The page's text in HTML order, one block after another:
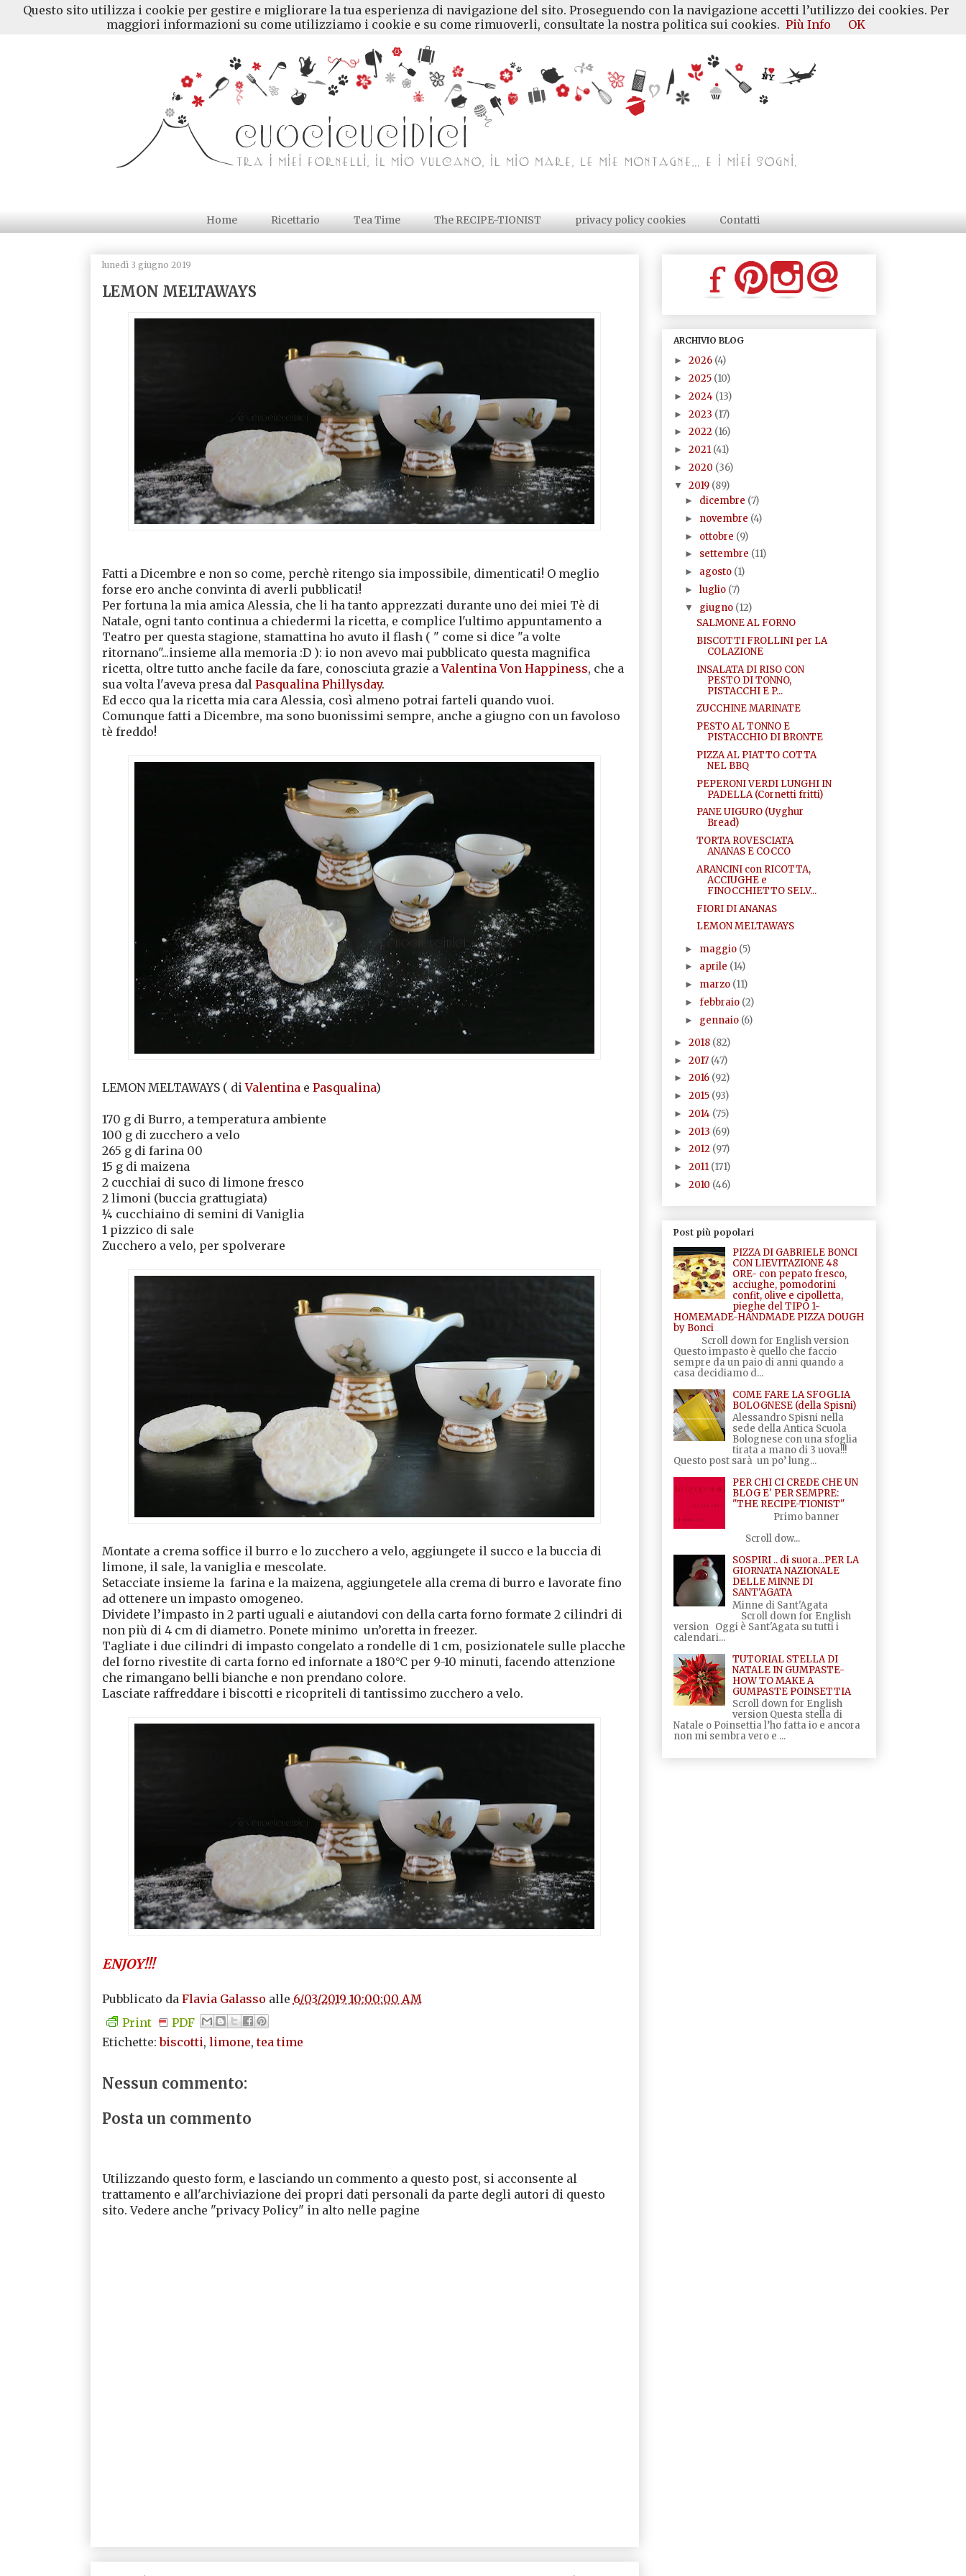
Home Ricettario Tea Time The RECIPE-TIONIST privacy policy cookies Contatti
lunedì 3 giugno 2019
LEMON MELTAWAYS
Fatti a Dicembre e non so come, perchè ritengo sia impossibile, dimenticati! O meglio
forse ero anche convinta di averli pubblicati!
Per fortuna la mia amica Alessia, che li ha tanto apprezzati durante uno dei miei Tè di
Natale, ogni tanto continua a chiedermi la ricetta, e complice l'ultimo appuntamento a
Teatro per questa stagione, stamattina ho avuto il flash ( " come si dice "a volte
ritornano"...insieme alla memoria :D ): io non avevo mai pubblicato questa magnifica
ricetta, oltre tutto anche facile da fare, conosciuta grazie aValentina Von Happiness, che a
sua volta l'aveva presa dal Pasqualina Phillysday.
Ed ecco qua la ricetta mia cara Alessia, così almeno potrai farteli quando vuoi.
Comunque fatti a Dicembre, ma sono buonissimi sempre, anche a giugno con un favoloso
tè freddo!
LEMON MELTAWAYS ( diValentina e Pasqualina)
170 g di Burro, a temperatura ambiente
100 g di zucchero a velo
265 g di farina 00
15 g di maizena
2 cucchiai di suco di limone fresco
2 limoni (buccia grattugiata)
¼ cucchiaino di semini di Vaniglia
1 pizzico di sale
Zucchero a velo, per spolverare
Montate a crema soffice il burro e lo zucchero a velo, aggiungete il succo e la buccia di
limone, il sale, la vaniglia e mescolate.
Setacciate insieme la farina e la maizena, aggiungetele alla crema di burro e lavorate fino
ad ottenere un impasto omogeneo.
Dividete l’impasto in 2 parti uguali e aiutandovi con della carta forno formate 2 cilindri di
non più di 4 cm di diametro. Ponete minimo un’oretta in freezer.
Tagliate i due cilindri di impasto congelato a rondelle di 1 cm, posizionatele sulle placche
del forno rivestite di carta forno ed infornate a 180°C per 9-10 minuti, facendo attenzione
che rimangano belli bianche e non prendano colore.
Lasciate raffreddare i biscotti e ricopriteli di tantissimo zucchero a velo.
ENJOY!!!
Pubblicato da Flavia Galasso alle 6/03/2019 10:00:00 AM
Print
PDF
Etichette:biscotti, limone,tea time
Nessun commento:
Posta un commento
Utilizzando questo form, e lasciando un commento a questo post, si acconsente al
trattamento e all'archiviazione dei propri dati personali da parte degli autori di questo
sito. Vedere anche "privacy Policy" in alto nelle pagine
ARCHIVIO BLOG
► 2026 (4)
► 2025 (10)
► 2024 (13)
► 2023 (17)
► 2022 (16)
► 2021 (41)
► 2020 (36)
▼ 2019 (89)
► dicembre (7)
► novembre (4)
► ottobre (9)
► settembre (11)
► agosto (1)
► luglio (7)
▼ giugno (12)
SALMONE AL FORNO
BISCOTTI FROLLINI per LA
COLAZIONE
INSALATA DI RISO CON
PESTO DI TONNO,
PISTACCHI E P...
ZUCCHINE MARINATE
PESTO AL TONNO E
PISTACCHIO DI BRONTE
PIZZA AL PIATTO COTTA
NEL BBQ
PEPERONI VERDI LUNGHI IN
PADELLA (Cornetti fritti)
PANE UIGURO (Uyghur
Bread)
TORTA ROVESCIATA
ANANAS E COCCO
ARANCINI con RICOTTA,
ACCIUGHE e
FINOCCHIETTO SELV...
FIORI DI ANANAS
LEMON MELTAWAYS
► maggio (5)
► aprile (14)
► marzo (11)
►febbraio (2)
► gennaio (6)
► 2018 (82)
► 2017 (47)
► 2016 (92)
► 2015 (93)
► 2014 (75)
► 2013 (69)
► 2012 (97)
► 2011 (171)
► 2010 (46)
Post più popolari
PIZZA DI GABRIELE BONCI
CON LIEVITAZIONE 48
ORE- con pepato fresco,
acciughe, pomodorini
confit, olive e cipolletta,
pieghe del TIPO 1-
HOMEMADE-HANDMADE PIZZA DOUGH
by Bonci
Scroll down for English version
Questo impasto è quello che faccio
sempre da un paio di anni quando a
casa decidiamo d...
COME FARE LA SFOGLIA
BOLOGNESE (della Spisni)
Alessandro Spisni nella
sede della Antica Scuola
Bolognese con una sfoglia
tirata a mano di 3 uova!!!
Questo post sarà un po’ lung...
PER CHI CI CREDE CHE UN
BLOG E' PER SEMPRE:
"THE RECIPE-TIONIST"
Primo banner
Scroll dow...
SOSPIRI .. di suora...PER LA
GIORNATA NAZIONALE
DELLE MINNE DI
SANT'AGATA
Minne di Sant'Agata
Scroll down for English
version Oggi è Sant'Agata su tutti i
calendari...
TUTORIAL STELLA DI
NATALE IN GUMPASTE-
HOW TO MAKE A
GUMPASTE POINSETTIA
Scroll down for English
version Questa stella di
Natale o Poinsettia l’ho fatta io e ancora
non mi sembra vero e ...
Questo sito utilizza i cookie per gestire e migliorare la tua esperienza di navigazione del sito. Proseguendo con la navigazione accetti l’utilizzo dei cookies. Per
maggiori informazioni su come utilizziamo i cookie e su come rimuoverli, consultate la nostra politica sui cookies. Più Info OK